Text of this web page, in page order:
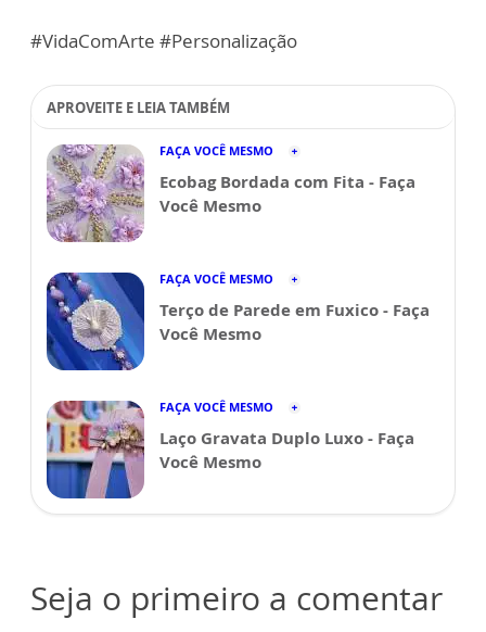
#VidaComArte #Personalização
APROVEITE E LEIA TAMBÉM
FAÇA VOCÊ MESMO
Ecobag Bordada com Fita - Faça
Você Mesmo
FAÇA VOCÊ MESMO
Terço de Parede em Fuxico - Faça
Você Mesmo
FAÇA VOCÊ MESMO
Laço Gravata Duplo Luxo - Faça
Você Mesmo
Seja o primeiro a comentar